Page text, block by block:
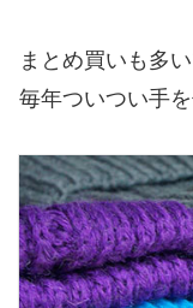
まとめ買いも多い
毎年ついつい手